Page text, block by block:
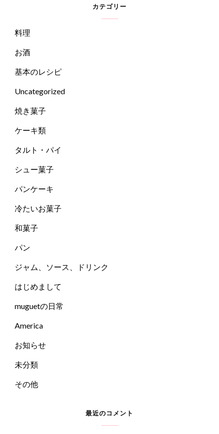
カテゴリー
料理
お酒
基本のレシピ
Uncategorized
焼き菓子
ケーキ類
タルト・パイ
シュー菓子
パンケーキ
冷たいお菓子
和菓子
パン
ジャム、ソース、ドリンク
はじめまして
muguetの日常
America
お知らせ
未分類
その他
最近のコメント